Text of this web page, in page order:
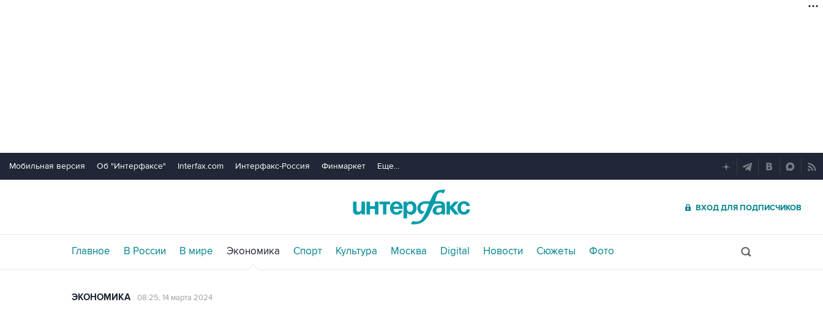
Мобильная версия Об "Интерфаксе" Interfax.com Интерфакс-Россия Финмаркет Еще...
ВХОД ДЛЯ ПОДПИСЧИКОВ
Главное В России В мире Экономика Спорт Культура Москва Digital Новости Сюжеты Фото
ЭКОНОМИКА 08:25, 14 марта 2024